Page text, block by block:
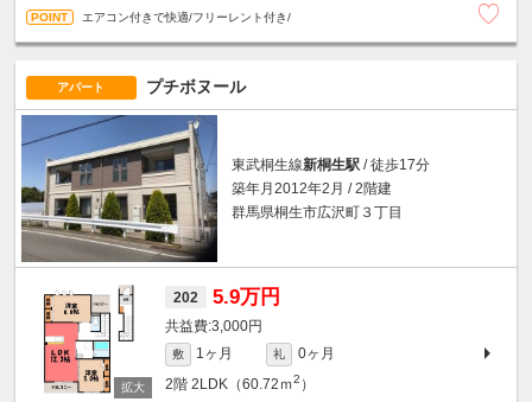
エアコン付きで快適/フリーレント付き/
アパート プチボヌール
東武桐生線新桐生駅 / 徒歩17分
築年月2012年2月 / 2階建
群馬県桐生市広沢町３丁目
202 5.9万円
3,000円
敷 1ヶ月 礼
0ヶ月
2階 2LDK（60.72ｍ2 ）